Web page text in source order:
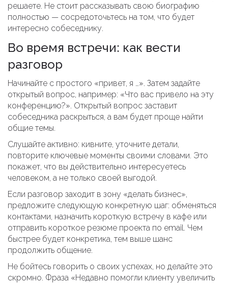
решаете. Не стоит рассказывать свою биографию
полностью — сосредоточьтесь на том, что будет
интересно собеседнику.
Во время встречи: как вести
разговор
Начинайте с простого «привет, я …». Затем задайте
открытый вопрос, например: «Что вас привело на эту
конференцию?». Открытый вопрос заставит
собеседника раскрыться, а вам будет проще найти
общие темы.
Слушайте активно: кивните, уточните детали,
повторите ключевые моменты своими словами. Это
покажет, что вы действительно интересуетесь
человеком, а не только своей выгодой.
Если разговор заходит в зону «делать бизнес»,
предложите следующую конкретную шаг: обменяться
контактами, назначить короткую встречу в кафе или
отправить короткое резюме проекта по email. Чем
быстрее будет конкретика, тем выше шанс
продолжить общение.
Не бойтесь говорить о своих успехах, но делайте это
скромно. Фраза «Недавно помогли клиенту увеличить